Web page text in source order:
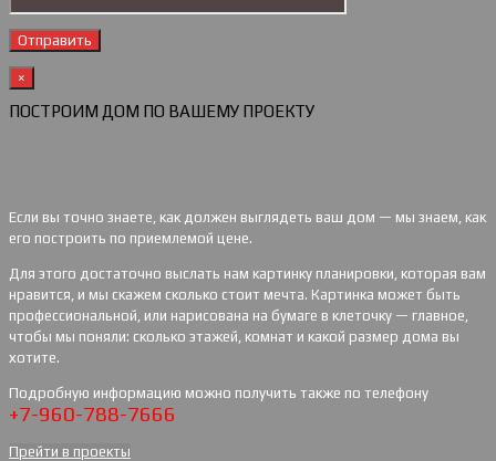
×
ПОСТРОИМ ДОМ ПО ВАШЕМУ ПРОЕКТУ
Если вы точно знаете, как должен выглядеть ваш дом — мы знаем, как
его построить по приемлемой цене.
Для этого достаточно выслать нам картинку планировки, которая вам
нравится, и мы скажем сколько стоит мечта. Картинка может быть
профессиональной, или нарисована на бумаге в клеточку — главное,
чтобы мы поняли: сколько этажей, комнат и какой размер дома вы
хотите.
Подробную информацию можно получить также по телефону
+7-960-788-7666
Прейти в проекты